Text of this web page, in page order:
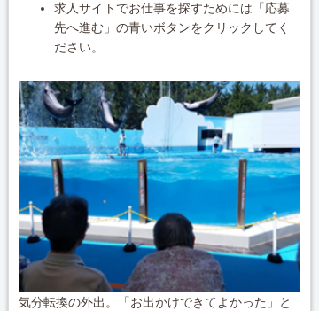
求人サイトでお仕事を探すためには「応募
先へ進む」の青いボタンをクリックしてく
ださい。
気分転換の外出。「お出かけできてよかった」と